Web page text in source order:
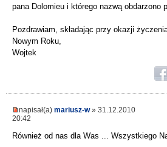
pana Dolomieu i którego nazwą obdarzono
Pozdrawiam, składając przy okazji
Nowym Roku,
Wojtek
napisał(a) mariusz-w» 31.12.2010
20:42
Również od nas dla Was ... Wszystkiego